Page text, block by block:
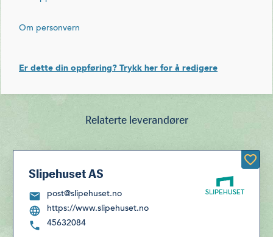
Om personvern
Er dette din oppføring? Trykk her for å redigere
Relaterte leverandører
Slipehuset AS
post@slipehuset.no
https://www.slipehuset.no
45632084